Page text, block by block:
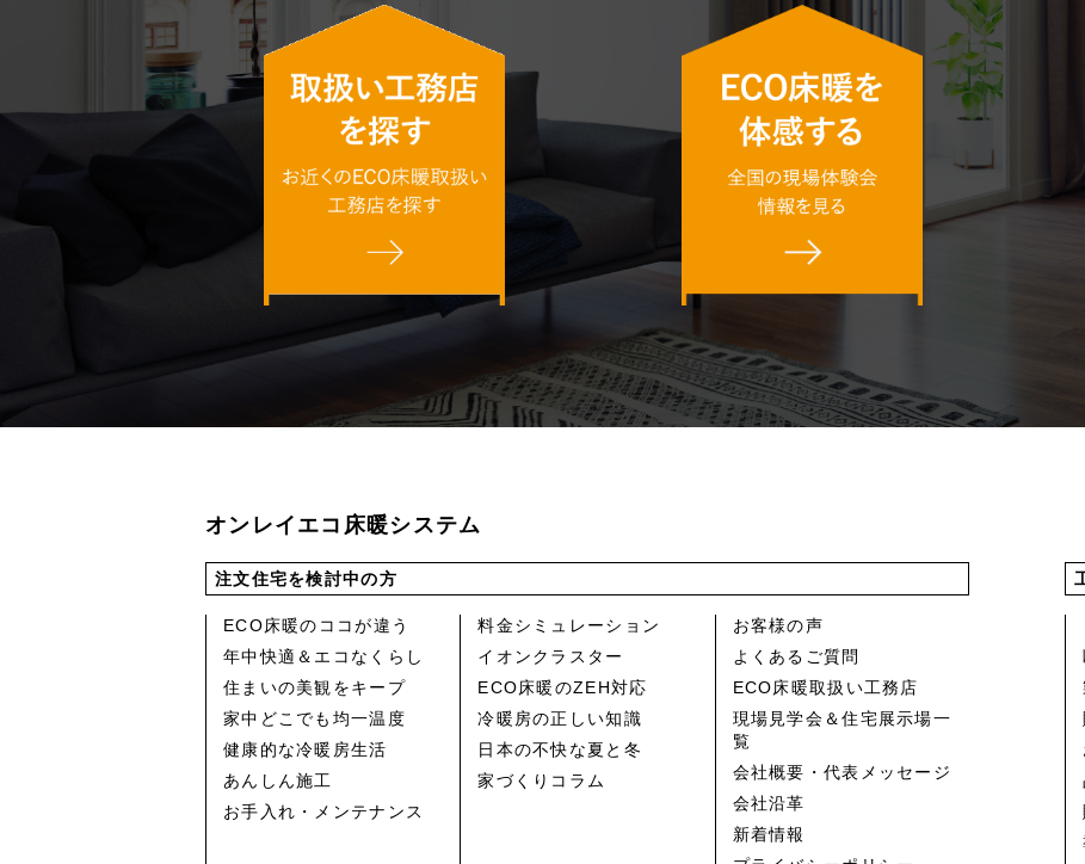
オンレイエコ床暖システム
注文住宅を検討中の方
ECO床暖のココが違う
年中快適＆エコなくらし
住まいの美観をキープ
家中どこでも均一温度
健康的な冷暖房生活
あんしん施工
お手入れ・メンテナンス
料金シミュレーション
イオンクラスター
ECO床暖のZEH対応
冷暖房の正しい知識
日本の不快な夏と冬
家づくりコラム
お客様の声
よくあるご質問
ECO床暖取扱い工務店
現場見学会＆住宅展示場一
覧
会社概要・代表メッセージ
会社沿革
新着情報